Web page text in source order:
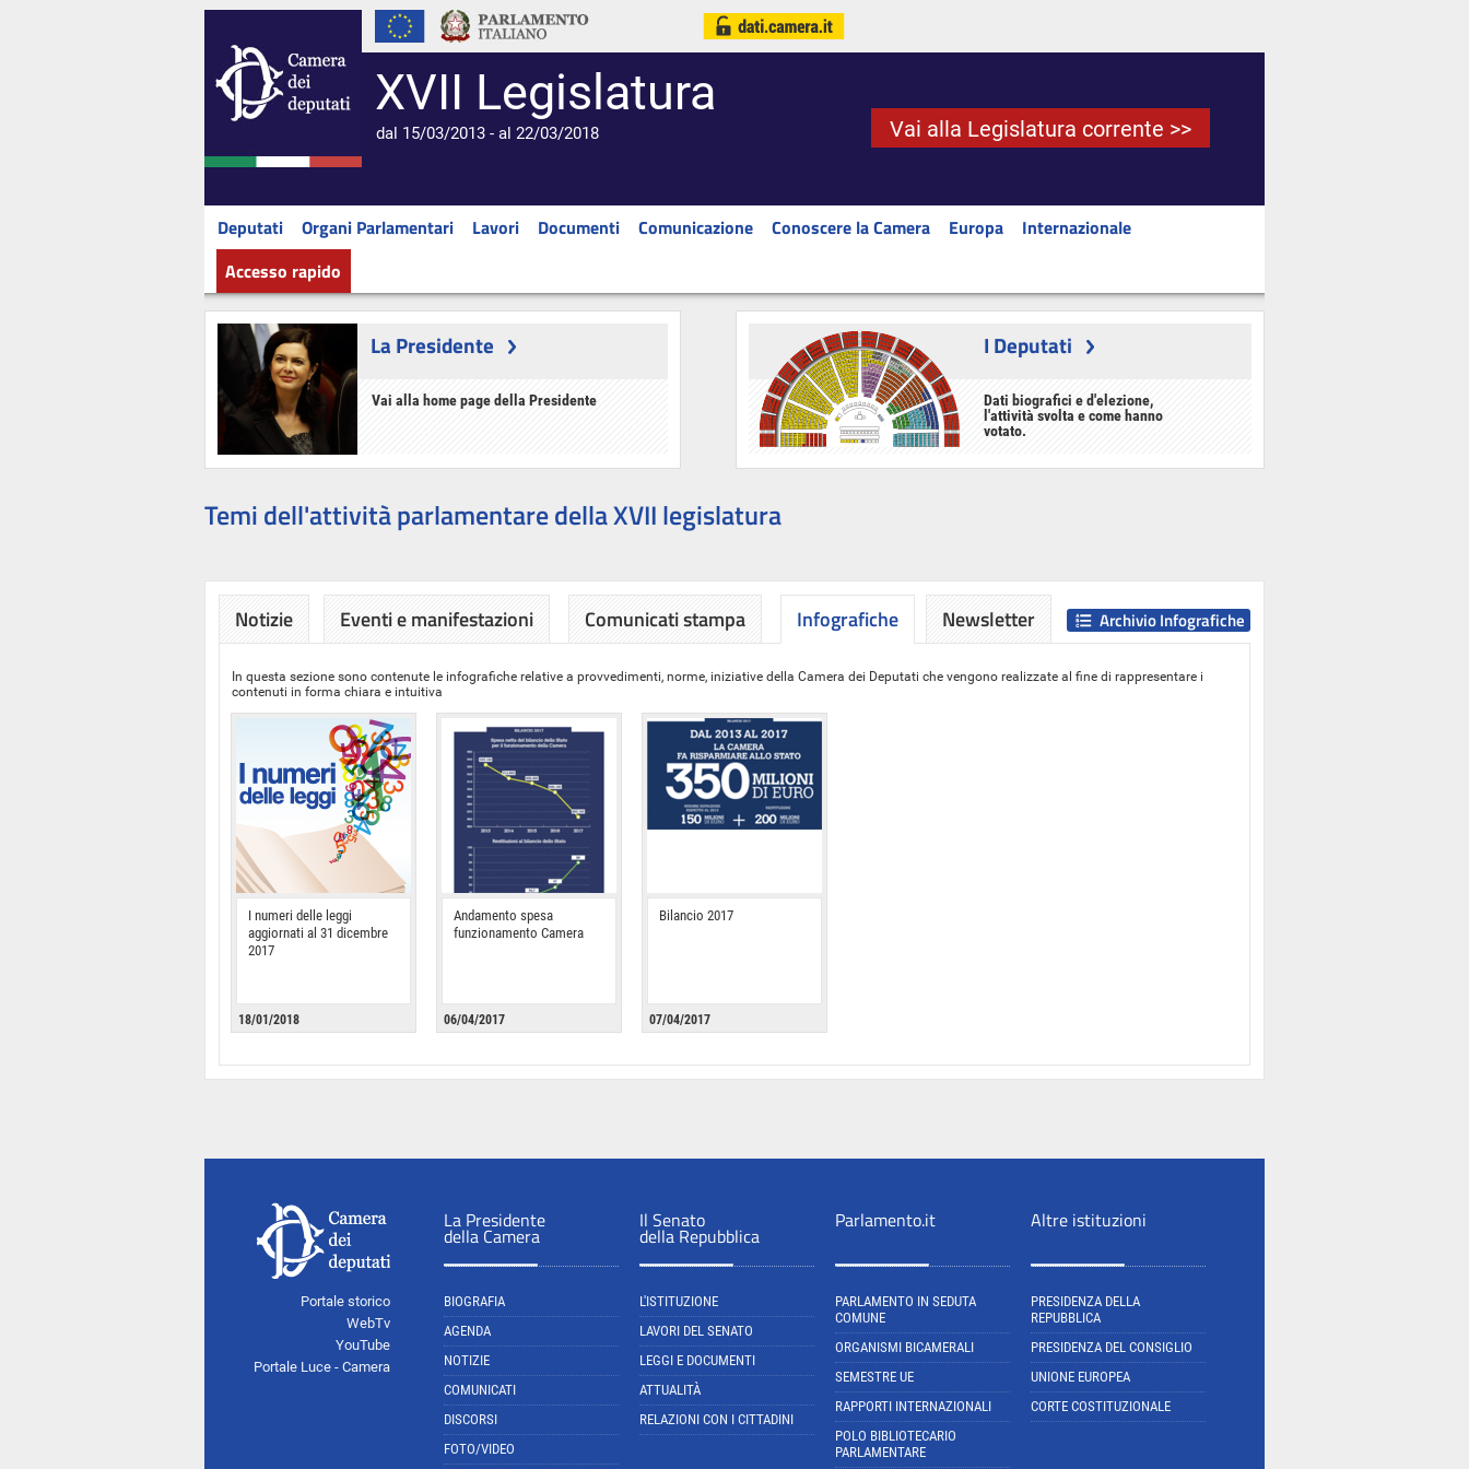
XVII Legislatura
dal 15/03/2013 - al 22/03/2018 Vai alla Legislatura corrente >>
Deputati Organi Parlamentari Lavori Documenti Comunicazione Conoscere la Camera Europa
Internazionale
Accesso rapido
La Presidente
Vai alla home page della Presidente
I Deputati
Dati biografici e d'elezione,
l'attività svolta e come hanno
votato.
Temi dell'attività parlamentare della XVII legislatura
Notizie Eventi e manifestazioni Comunicati stampa Infografiche
In questa sezione sono contenute le infografiche relative a provvedimenti, norme, iniziative della Camera dei Deputati che vengono realizzate al fine di rappresentare i
contenuti in forma chiara e intuitiva
I numeri delle leggi
aggiornati al 31 dicembre
2017
18/01/2018
Andamento spesa
funzionamento Camera
06/04/2017
Bilancio 2017
07/04/2017
Archivio Infografiche
Newsletter
Portale storico
WebTv
YouTube
Portale Luce - Camera
La Presidente
della Camera
BIOGRAFIA
AGENDA
NOTIZIE
COMUNICATI
DISCORSI
FOTO/VIDEO
Il Senato
della Repubblica
L'ISTITUZIONE
LAVORI DEL SENATO
LEGGI E DOCUMENTI
ATTUALITÀ
RELAZIONI CON I CITTADINI
Parlamento.it
PARLAMENTO IN SEDUTA
COMUNE
ORGANISMI BICAMERALI
SEMESTRE UE
RAPPORTI INTERNAZIONALI
POLO BIBLIOTECARIO
PARLAMENTARE
Altre istituzioni
PRESIDENZA DELLA
REPUBBLICA
PRESIDENZA DEL CONSIGLIO
UNIONE EUROPEA
CORTE COSTITUZIONALE